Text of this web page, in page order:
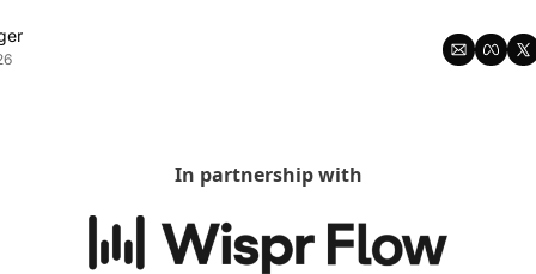
In partnership with